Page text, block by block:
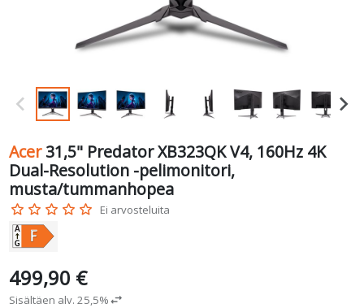
Acer 31,5" Predator XB323QK V4, 160Hz 4K
Dual-Resolution -pelimonitori,
musta/tummanhopea
star_border star_border star_border star_border star_border Ei arvosteluita
499,90 €
Sisältäen alv. 25,5%swap_horiz